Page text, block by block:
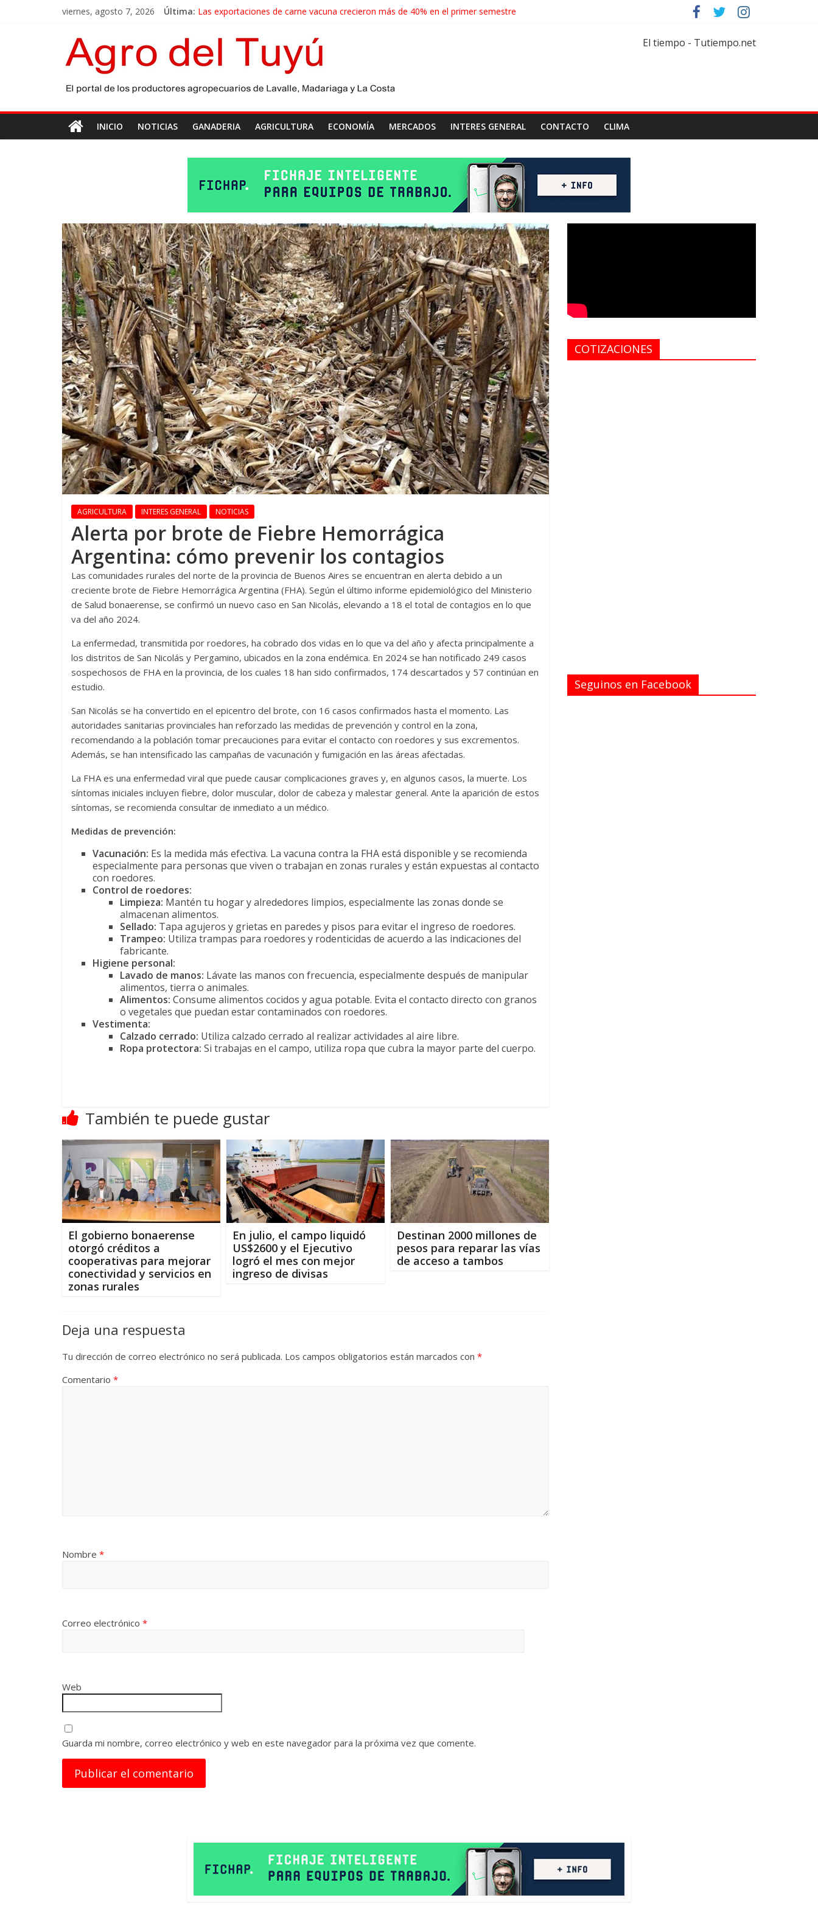
viernes, agosto 7, 2026 Última: Las exportaciones de carne vacuna crecieron más de 40% en el primer semestre
El gobierno bonaerense realizará un censo para actualizar el mapa de la producción hortiflorícola
Las exportaciones agroindustriales anotaron un récord histórico en el primer semestre
Maíz: estiman una cosecha récord de 71,5 millones de toneladas
El tiempo - Tutiempo.net
INICIO NOTICIAS GANADERIA AGRICULTURA ECONOMÍA MERCADOS INTERES GENERAL CONTACTO CLIMA
AGRICULTURA INTERES GENERAL NOTICIAS
Alerta por brote de Fiebre Hemorrágica
Argentina: cómo prevenir los contagios
Las comunidades rurales del norte de la provincia de Buenos Aires se encuentran en alerta debido a un
creciente brote de Fiebre Hemorrágica Argentina (FHA). Según el último informe epidemiológico del Ministerio
de Salud bonaerense, se confirmó un nuevo caso en San Nicolás, elevando a 18 el total de contagios en lo que
va del año 2024.
La enfermedad, transmitida por roedores, ha cobrado dos vidas en lo que va del año y afecta principalmente a
los distritos de San Nicolás y Pergamino, ubicados en la zona endémica. En 2024 se han notificado 249 casos
sospechosos de FHA en la provincia, de los cuales 18 han sido confirmados, 174 descartados y 57 continúan en
estudio.
San Nicolás se ha convertido en el epicentro del brote, con 16 casos confirmados hasta el momento. Las
autoridades sanitarias provinciales han reforzado las medidas de prevención y control en la zona,
recomendando a la población tomar precauciones para evitar el contacto con roedores y sus excrementos.
Además, se han intensificado las campañas de vacunación y fumigación en las áreas afectadas.
La FHA es una enfermedad viral que puede causar complicaciones graves y, en algunos casos, la muerte. Los
síntomas iniciales incluyen fiebre, dolor muscular, dolor de cabeza y malestar general. Ante la aparición de estos
síntomas, se recomienda consultar de inmediato a un médico.
Medidas de prevención:
Vacunación: Es la medida más efectiva. La vacuna contra la FHA está disponible y se recomienda
especialmente para personas que viven o trabajan en zonas rurales y están expuestas al contacto
con roedores.
Control de roedores:
Limpieza: Mantén tu hogar y alrededores limpios, especialmente las zonas donde se
almacenan alimentos.
Sellado: Tapa agujeros y grietas en paredes y pisos para evitar el ingreso de roedores.
Trampeo: Utiliza trampas para roedores y rodenticidas de acuerdo a las indicaciones del
fabricante.
Higiene personal:
Lavado de manos: Lávate las manos con frecuencia, especialmente después de manipular
alimentos, tierra o animales.
Alimentos: Consume alimentos cocidos y agua potable. Evita el contacto directo con granos
o vegetales que puedan estar contaminados con roedores.
Vestimenta:
Calzado cerrado: Utiliza calzado cerrado al realizar actividades al aire libre.
Ropa protectora: Si trabajas en el campo, utiliza ropa que cubra la mayor parte del cuerpo.
También te puede gustar
El gobierno bonaerense
otorgó créditos a
cooperativas para mejorar
conectividad y servicios en
zonas rurales
En julio, el campo liquidó
US$2600 y el Ejecutivo
logró el mes con mejor
ingreso de divisas
Destinan 2000 millones de
pesos para reparar las vías
de acceso a tambos
Deja una respuesta
Tu dirección de correo electrónico no será publicada. Los campos obligatorios están marcados con *
Comentario *
Nombre *
Correo electrónico *
Web
Guarda mi nombre, correo electrónico y web en este navegador para la próxima vez que comente.
COTIZACIONES
Seguinos en Facebook